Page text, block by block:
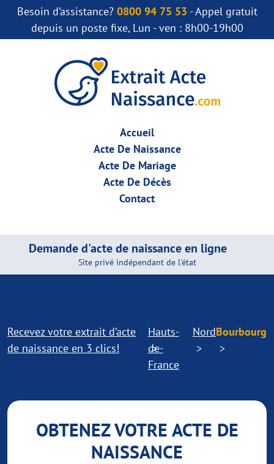
Besoin d’assistance? 0800 94 75 53 - Appel gratuit
depuis un poste fixe, Lun - ven : 8h00-19h00
Accueil
Acte De Naissance
Acte De Mariage
Acte De Décès
Contact
Demande d'acte de naissance en ligne
Site privé indépendant de l'état
Recevez votre extrait d’acte
de naissance en 3 clics!
Hauts-
de-
France
NordBourbourg
OBTENEZ VOTRE ACTE DE
NAISSANCE